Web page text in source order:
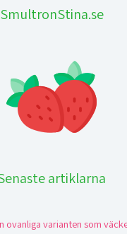
SmultronStina.se
artiklarna
ovanliga varianten som